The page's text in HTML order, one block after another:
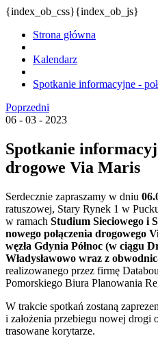
{index_ob_css}{index_ob_js}
Strona główna
Kalendarz
Spotkanie informacyjne -
Poprzedni
06 - 03 - 2023
Spotkanie
drogowe Via Maris
Serdecznie zapraszamy w dniu
ratuszowej, Stary Rynek 1 w
w ramach Studium Sieciowego i
nowego połączenia drogowego
węzła Gdynia Północ (w ciągu
Władysławowo wraz z
realizowanego przez firmę
Pomorskiego Biura Planowania
W trakcie spotkań zostaną
i założenia przebiegu nowej drogi
trasowane korytarze.